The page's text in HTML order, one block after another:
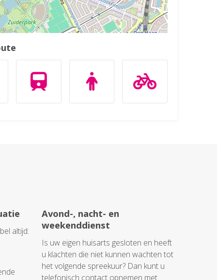
altijd:
Avond-, nacht- en
weekenddienst
Is uw eigen huisarts gesloten en heeft
u klachten die niet kunnen wachten tot
het volgende spreekuur? Dan kunt u
telefonisch contact opnemen met